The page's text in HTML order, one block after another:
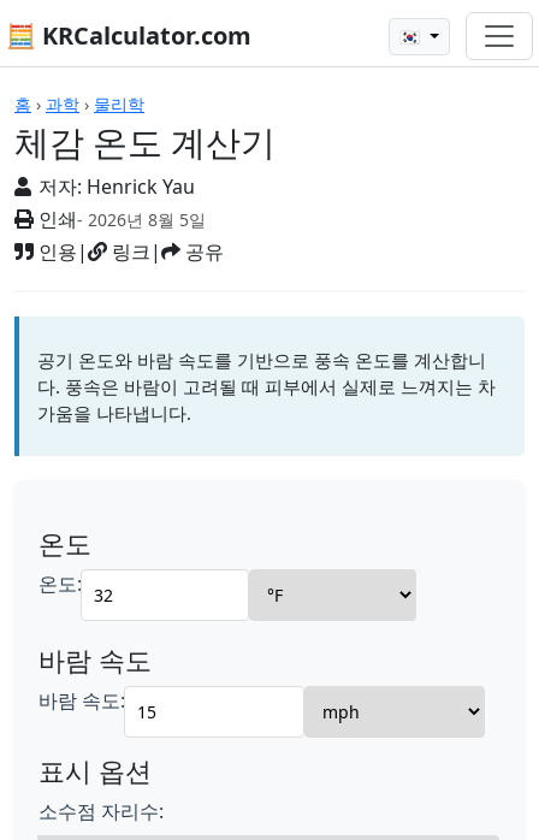
🧮 KRCalculator.com 🇰🇷
홈 › 과학 › 물리학
체감 온도 계산기
저자: Henrick Yau
인쇄- 2026년 8월 5일
인용| 링크| 공유
계산기
공기 온도와 바람 속도를 기반으로 풍속 온도를 계산합니
다. 풍속은 바람이 고려될 때 피부에서 실제로 느껴지는 차
가움을 나타냅니다.
온도
온도:
바람 속도
바람 속도:
표시 옵션
소수점 자리수: